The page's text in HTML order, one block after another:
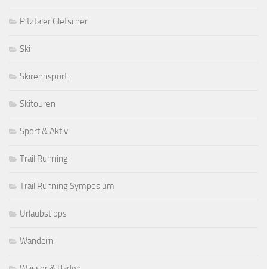
Pitztaler Gletscher
Ski
Skirennsport
Skitouren
Sport & Aktiv
Trail Running
Trail Running Symposium
Urlaubstipps
Wandern